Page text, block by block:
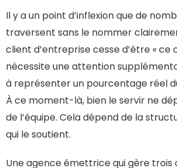
Il y a un point d’inflexion que de
traversent sans le nommer
client d’entreprise cesse d’être « ce
nécessite une attention
à représenter un pourcentage réel
À ce moment-là, bien le servir ne
de l’équipe. Cela dépend de la
qui le soutient.
Une agence émettrice qui gère